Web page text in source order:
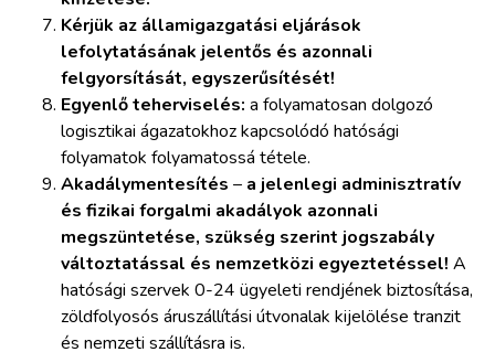
Kérjük az államigazgatási eljárások
lefolytatásának jelentős és azonnali
felgyorsítását, egyszerűsítését!
Egyenlő teherviselés: a folyamatosan dolgozó
logisztikai ágazatokhoz kapcsolódó hatósági
folyamatok folyamatossá tétele.
Akadálymentesítés – a jelenlegi adminisztratív
és fizikai forgalmi akadályok azonnali
megszüntetése, szükség szerint jogszabály
változtatással és nemzetközi egyeztetéssel! A
hatósági szervek 0-24 ügyeleti rendjének biztosítása,
zöldfolyosós áruszállítási útvonalak kijelölése tranzit
és nemzeti szállításra is.